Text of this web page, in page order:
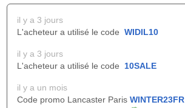
il y a 3 jours
L'acheteur a utilisé le code WIDIL10
il y a 3 jours
L'acheteur a utilisé le code 10SALE
il y a un mois
Code promo Lancaster Paris WINTER23FR